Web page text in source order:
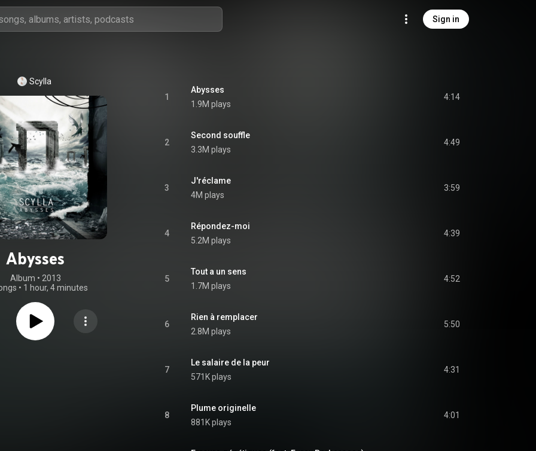
Sign in
Scylla
Abysses
Album • 2013
• 1 hour, 4 minutes
1
Abysses
1.9M plays
4:14
2
Second souffle
3.3M plays
4:49
3
J'réclame
4M plays
3:59
4
Répondez-moi
5.2M plays
4:39
5
Tout a un sens
1.7M plays
4:52
6
Rien à remplacer
2.8M plays
5:50
7
Le salaire de la peur
571K plays
4:31
8
Plume originelle
881K plays
4:01